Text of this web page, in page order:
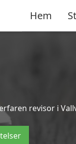
Hem
revisor i